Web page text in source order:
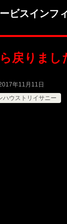
ビスインフ
戻りまし
年11月11日
ハウストリイサニー